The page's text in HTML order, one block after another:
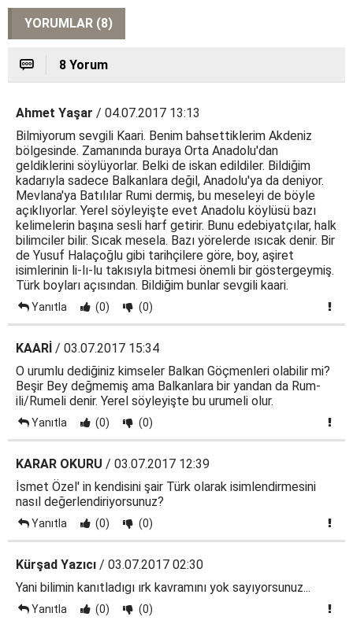
YORUMLAR (8)
8 Yorum
Ahmet Yaşar / 04.07.2017 13:13
Bilmiyorum sevgili Kaari. Benim bahsettiklerim Akdeniz
bölgesinde. Zamanında buraya Orta Anadolu'dan
geldiklerini söylüyorlar. Belki de iskan edildiler. Bildiğim
kadarıyla sadece Balkanlara değil, Anadolu'ya da deniyor.
Mevlana'ya Batılılar Rumi dermiş, bu meseleyi de böyle
açıklıyorlar. Yerel söyleyişte evet Anadolu köylüsü bazı
kelimelerin başına sesli harf getirir. Bunu edebiyatçılar, halk
bilimciler bilir. Sıcak mesela. Bazı yörelerde ısıcak denir. Bir
de Yusuf Halaçoğlu gibi tarihçilere göre, boy, aşiret
isimlerinin li-lı-lu takısıyla bitmesi önemli bir göstergeymiş.
Türk boyları açısından. Bildiğim bunlar sevgili kaari.
Yanıtla (0) (0)
KAARİ / 03.07.2017 15:34
O urumlu dediğiniz kimseler Balkan Göçmenleri olabilir mi?
Beşir Bey değmemiş ama Balkanlara bir yandan da Rum-
ili/Rumeli denir. Yerel söyleyişte bu urumeli olur.
Yanıtla (0) (0)
KARAR OKURU / 03.07.2017 12:39
İsmet Özel' in kendisini şair Türk olarak isimlendirmesini
nasıl değerlendiriyorsunuz?
Yanıtla (0) (0)
Kürşad Yazıcı / 03.07.2017 02:30
Yani bilimin kanıtladıgı ırk kavramını yok sayıyorsunuz...
Yanıtla (0) (0)